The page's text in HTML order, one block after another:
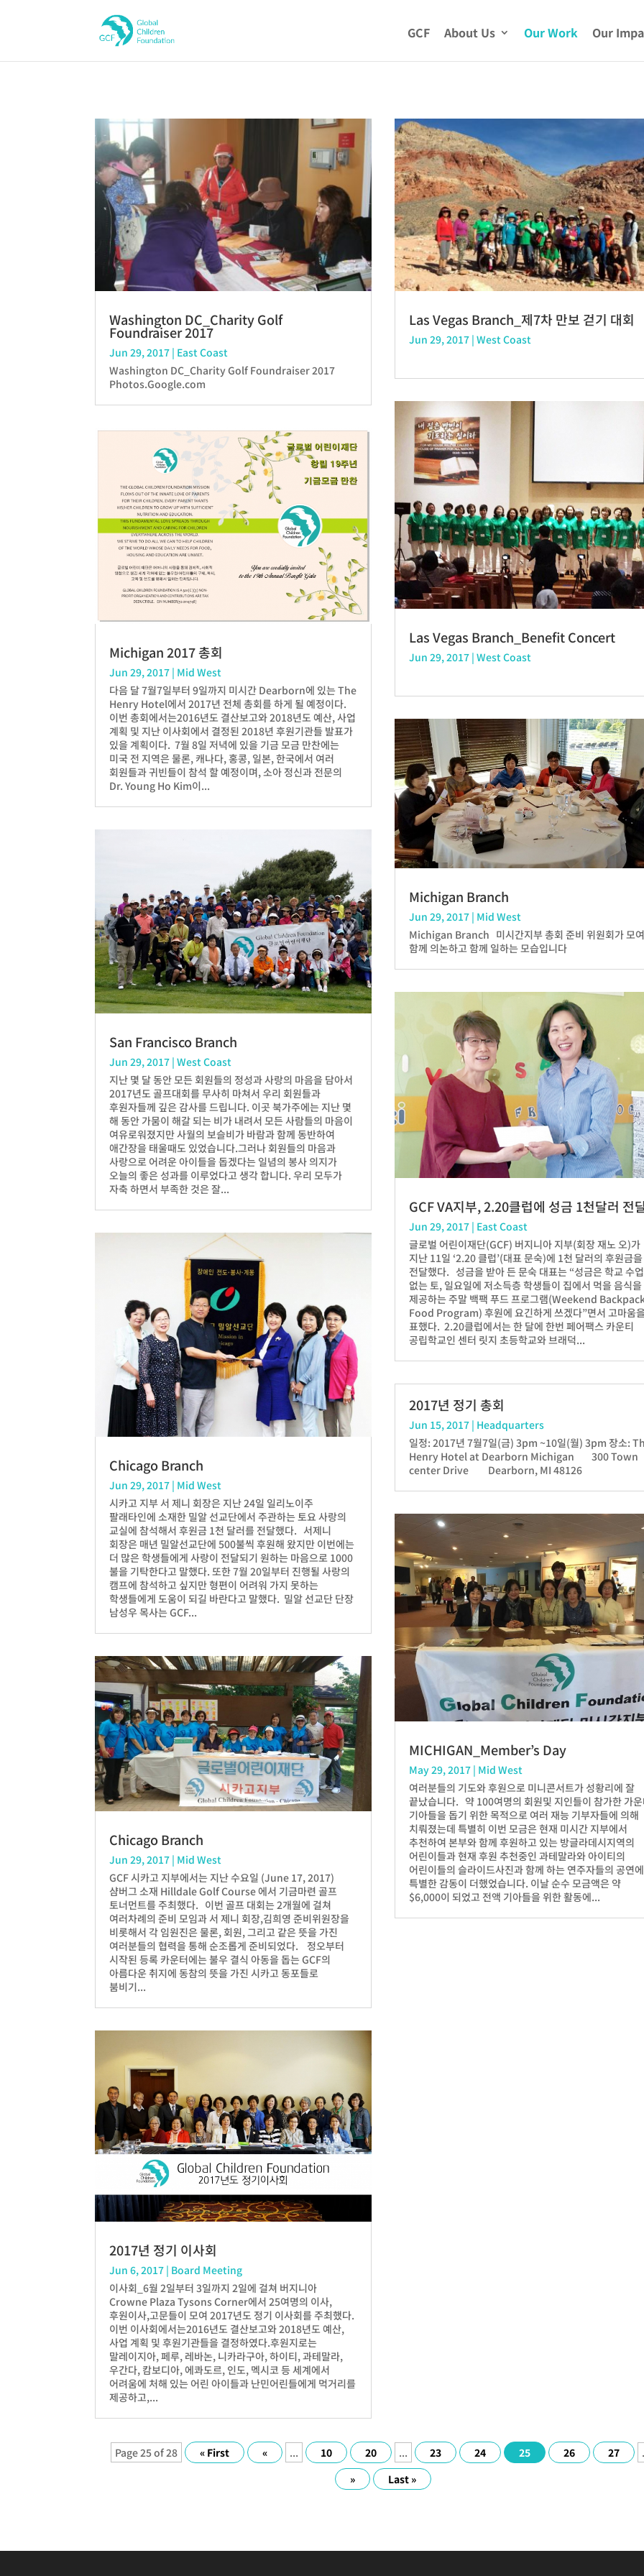
GCF About Us Our Work Our
Washington DC_Charity Golf
Foundraiser 2017
Jun 29, 2017 | East Coast
Washington DC_Charity Golf Foundraiser 2017
Photos.Google.com
Michigan 2017 총회
Jun 29, 2017 | Mid West
다음 달 7월7일부터 9일까지 미시간 Dearborn에 있는 The
Henry Hotel에서 2017년 전체 총회를 하게 될 예정이다.
이번 총회에서는2016년도 결산보고와 2018년도 예산, 사업
계획 및 지난 이사회에서 결정된 2018년 후원기관들 발표가
있을 계획이다. 7월 8일 저녁에 있을 기금 모금 만찬에는
미국 전 지역은 물론, 캐나다, 홍콩, 일본, 한국에서 여러
회원들과 귀빈들이 참석 할 예정이며, 소아 정신과 전문의
Dr. Young Ho Kim이...
San Francisco Branch
Jun 29, 2017 | West Coast
지난 몇 달 동안 모든 회원들의 정성과 사랑의 마음을 담아서
2017년도 골프대회를 무사히 마쳐서 우리 회원들과
후원자들께 깊은 감사를 드립니다. 이곳 북가주에는 지난 몇
해 동안 가뭄이 해갈 되는 비가 내려서 모든 사람들의 마음이
여유로워졌지만 사월의 보슬비가 바람과 함께 동반하여
애간장을 태울때도 있었습니다.그러나 회원들의 마음과
사랑으로 어려운 아이들을 돕겠다는 일념의 봉사 의지가
오늘의 좋은 성과를 이루었다고 생각 합니다. 우리 모두가
자축 하면서 부족한 것은 잘...
Chicago Branch
Jun 29, 2017 | Mid West
시카고 지부 서 제니 회장은 지난 24일 일리노이주
팔래타인에 소재한 밀알 선교단에서 주관하는 토요 사랑의
교실에 참석해서 후원금 1천 달러를 전달했다. 서제니
회장은 매년 밀알선교단에 500불씩 후원해 왔지만 이번에는
더 많은 학생들에게 사랑이 전달되기 원하는 마음으로 1000
불을 기탁한다고 말했다. 또한 7월 20일부터 진행될 사랑의
캠프에 참석하고 싶지만 형편이 어려워 가지 못하는
학생들에게 도움이 되길 바란다고 말했다. 밀알 선교단 단장
남성우 목사는 GCF...
Chicago Branch
Jun 29, 2017 | Mid West
GCF 시카고 지부에서는 지난 수요일 (June 17, 2017)
샴버그 소재 Hilldale Golf Course 에서 기금마련 골프
토너먼트를 주최했다. 이번 골프 대회는 2개월에 걸쳐
여러차례의 준비 모임과 서 제니 회장,김희영 준비위원장을
비롯해서 각 임원진은 물론, 회원, 그리고 같은 뜻을 가진
여러분들의 협력을 통해 순조롭게 준비되었다. 정오부터
시작된 등록 카운터에는 불우 결식 아동을 돕는 GCF의
아름다운 취지에 동참의 뜻을 가진 시카고 동포들로
붐비기...
2017년 정기 이사회
Jun 6, 2017 | Board Meeting
이사회_6월 2일부터 3일까지 2일에 걸쳐 버지니아
Crowne Plaza Tysons Corner에서 25여명의 이사,
후원이사,고문들이 모여 2017년도 정기 이사회를 주최했다.
이번 이사회에서는2016년도 결산보고와 2018년도 예산,
사업 계획 및 후원기관들을 결정하였다.후원지로는
말레이지아, 페루, 레바논, 니카라구아, 하이티, 과테말라,
우간다, 캄보디아, 에콰도르, 인도, 멕시코 등 세계에서
어려움에 처해 있는 어린 아이들과 난민어린들에게 먹거리를
제공하고,...
Las Vegas Branch_제7차 만보 걷기 대회
Jun 29, 2017 |West Coast
Las Vegas Branch_Benefit Concert
Jun 29, 2017 |West Coast
Michigan Branch
Jun 29, 2017 | Mid West
Michigan Branch 미시간지부 총회 준비 위원회가 모
함께 의논하고 함께 일하는 모습입니다
GCF VA지부, 2.20클럽에 성금 1천달러 전
Jun 29, 2017 | East Coast
글로벌 어린이재단(GCF) 버지니아 지부(회장 재노 오)가
지난 11일 ‘2.20 클럽’(대표 문숙)에 1천 달러의 후원금을
전달했다. 성금을 받아 든 문숙 대표는 “성금은 학교 수
없는 토, 일요일에 저소득층 학생들이 집에서 먹을 음식을
제공하는 주말 백팩 푸드 프로그램(Weekend
Food Program) 후원에 요긴하게 쓰겠다”면서 고마움
표했다. 2.20클럽에서는 한 달에 한번 페어팩스 카운티
공립학교인 센터 릿지 초등학교와 브래덕...
2017년 정기 총회
Jun 15, 2017 | Headquarters
일정: 2017년 7월7일(금) 3pm ~10일(월) 3pm 장소:
Henry Hotel at Dearborn Michigan 300 Town
center Drive Dearborn, MI 48126
MICHIGAN_Member’s Day
May 29, 2017 | Mid West
여러분들의 기도와 후원으로 미니콘서트가 성황리에 잘
끝났습니다. 약 100여명의 회원및 지인들이 참가한 가
기아들을 돕기 위한 목적으로 여러 재능 기부자들에 의해
치뤄졌는데 특별히 이번 모금은 현재 미시간 지부에서
추천하여 본부와 함께 후원하고 있는 방글라데시지역의
어린이들과 현재 후원 추천중인 과테말라와 아이티의
어린이들의 슬라이드사진과 함께 하는 연주자들의 공연에
특별한 감동이 더했었습니다. 이날 순수 모금액은 약
$6,000이 되었고 전액 기아들을 위한 활동에...
Page 25 of 28 « First « ... 10 20 ... 23 24 25 26 27
»
Last »